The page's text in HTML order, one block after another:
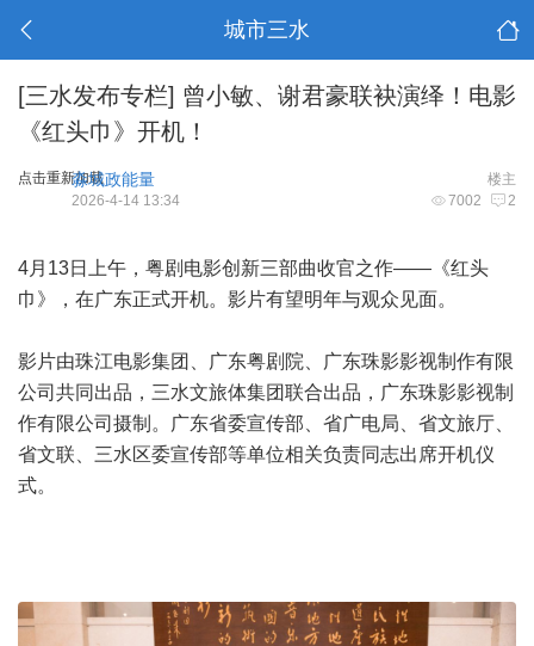
城市三水
[三水发布专栏] 曾小敏、谢君豪联袂演绎！电影
《红头巾》开机！
点击重新加载 楼主
淼城政能量
7002 2
2026-4-14 13:34
4月13日上午，粤剧电影创新三部曲收官之作——《红头
巾》，在广东正式开机。影片有望明年与观众见面。
影片由珠江电影集团、广东粤剧院、广东珠影影视制作有限
公司共同出品，三水文旅体集团联合出品，广东珠影影视制
作有限公司摄制。广东省委宣传部、省广电局、省文旅厅、
省文联、三水区委宣传部等单位相关负责同志出席开机仪
式。